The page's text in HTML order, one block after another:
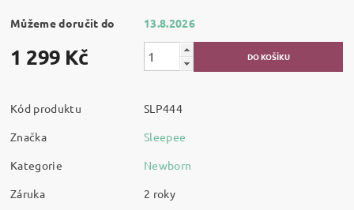
Můžeme doručit do 13.8.2026
1 299 Kč
Kód produktu
SLP444
Značka
Sleepee
Kategorie
Newborn
Záruka
2 roky